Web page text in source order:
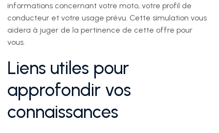
informations concernant votre moto, votre profil de
conducteur et votre usage prévu. Cette simulation vous
aidera à juger de la pertinence de cette offre pour
vous.
Liens utiles pour
approfondir vos
connaissances